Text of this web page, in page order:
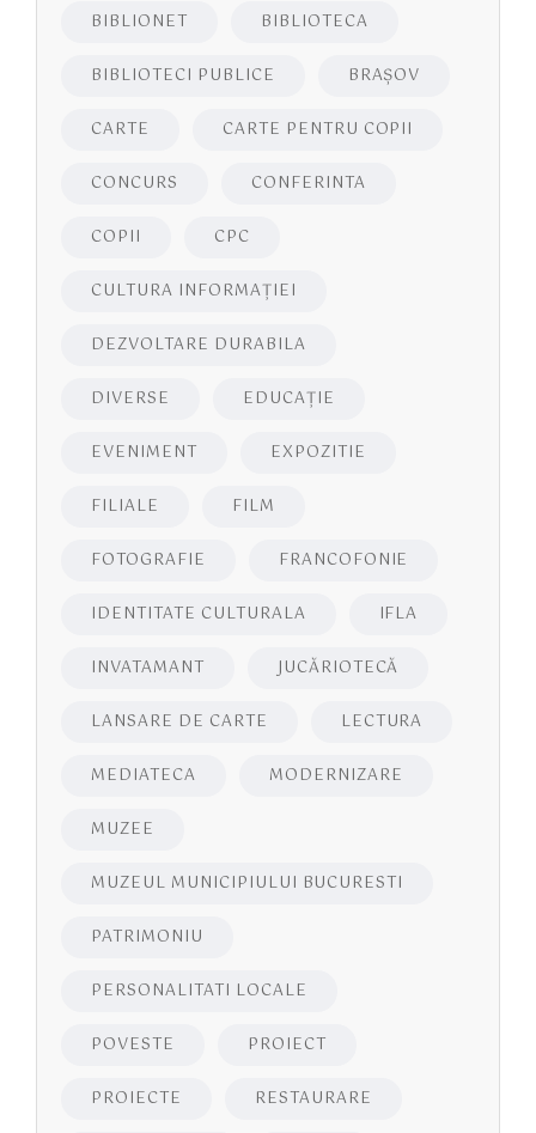
BIBLIONET BIBLIOTECA
BIBLIOTECI PUBLICE BRAŞOV
CARTE CARTE PENTRU COPII
CONCURS CONFERINTA
COPII CPC
CULTURA INFORMAŢIEI
DEZVOLTARE DURABILA
DIVERSE EDUCAŢIE
EVENIMENT EXPOZITIE
FILIALE FILM
FOTOGRAFIE FRANCOFONIE
IDENTITATE CULTURALA IFLA
INVATAMANT JUCĂRIOTECĂ
LANSARE DE CARTE LECTURA
MEDIATECA MODERNIZARE
MUZEE
MUZEUL MUNICIPIULUI BUCURESTI
PATRIMONIU
PERSONALITATI LOCALE
POVESTE PROIECT
PROIECTE RESTAURARE